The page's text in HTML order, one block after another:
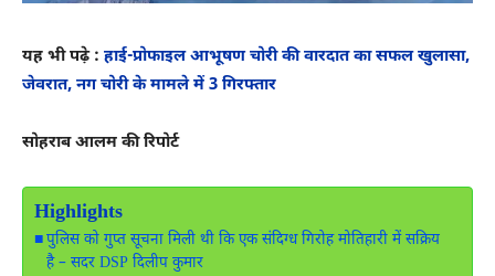
यह भी पढ़े : हाई-प्रोफाइल आभूषण चोरी की वारदात का सफल खुलासा,
जेवरात, नग चोरी के मामले में 3 गिरफ्तार
सोहराब आलम की रिपोर्ट
Highlights
पुलिस को गुप्त सूचना मिली थी कि एक संदिग्ध गिरोह मोतिहारी में सक्रिय
है – सदर DSP दिलीप कुमार